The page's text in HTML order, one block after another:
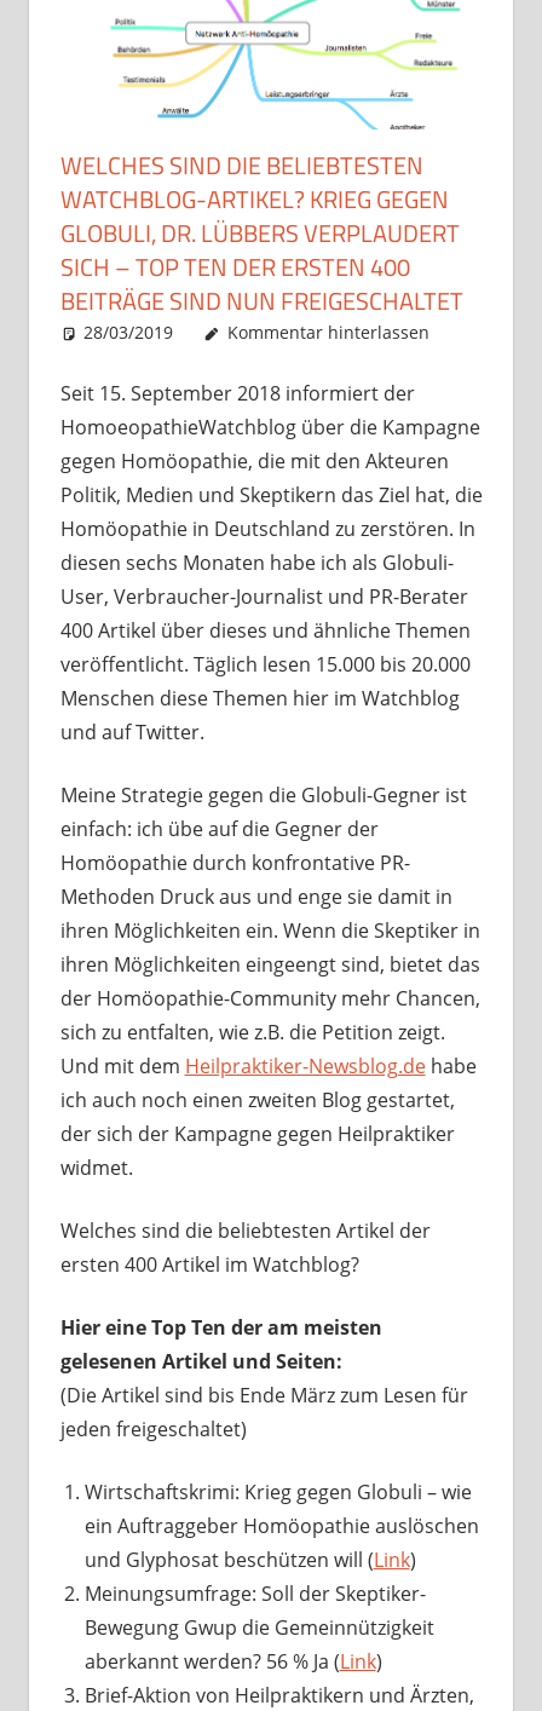
WELCHES SIND DIE BELIEBTESTEN
WATCHBLOG-ARTIKEL? KRIEG GEGEN
GLOBULI, DR. LÜBBERS VERPLAUDERT
SICH – TOP TEN DER ERSTEN 400
BEITRÄGE SIND NUN FREIGESCHALTET
28/03/2019 Christian J. Becker
Uncategorized
Kommentar hinterlassen
Seit 15. September 2018 informiert der
HomoeopathieWatchblog über die Kampagne
gegen Homöopathie, die mit den Akteuren
Politik, Medien und Skeptikern das Ziel hat, die
Homöopathie in Deutschland zu zerstören. In
diesen sechs Monaten habe ich als Globuli-
User, Verbraucher-Journalist und PR-Berater
400 Artikel über dieses und ähnliche Themen
veröffentlicht. Täglich lesen 15.000 bis 20.000
Menschen diese Themen hier im Watchblog
und auf Twitter.
Meine Strategie gegen die Globuli-Gegner ist
einfach: ich übe auf die Gegner der
Homöopathie durch konfrontative PR-
Methoden Druck aus und enge sie damit in
ihren Möglichkeiten ein. Wenn die Skeptiker in
ihren Möglichkeiten eingeengt sind, bietet das
der Homöopathie-Community mehr Chancen,
sich zu entfalten, wie z.B. die Petition zeigt.
Und mit dem Heilpraktiker-Newsblog.dehabe
ich auch noch einen zweiten Blog gestartet,
der sich der Kampagne gegen Heilpraktiker
widmet.
Welches sind die beliebtesten Artikel der
ersten 400 Artikel im Watchblog?
Hier eine Top Ten der am meisten
gelesenen Artikel und Seiten:
(Die Artikel sind bis Ende März zum Lesen für
jeden freigeschaltet)
Wirtschaftskrimi: Krieg gegen Globuli – wie
ein Auftraggeber Homöopathie auslöschen
und Glyphosat beschützen will (Link)
Meinungsumfrage: Soll der Skeptiker-
Bewegung Gwup die Gemeinnützigkeit
aberkannt werden? 56 % Ja (Link)
Brief-Aktion von Heilpraktikern und Ärzten,